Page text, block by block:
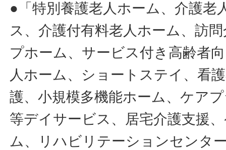
●「特別養護老人ホーム、介護老
ス、介護付有料老人ホーム、訪
プホーム、サービス付き高齢者
人ホーム、ショートステイ、看
護、小規模多機能ホーム、ケア
等デイサービス、居宅介護支援
ム、リハビリテーションセンタ